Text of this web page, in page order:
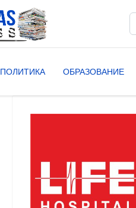
ПОЛИТИКА ОБРАЗОВАНИЕ